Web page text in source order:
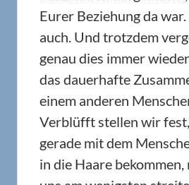
Eurer Beziehung da
auch. Und trotzdem
genau dies immer
das dauerhafte
einem anderen
Verblüfft stellen wir
gerade mit dem
in die Haare